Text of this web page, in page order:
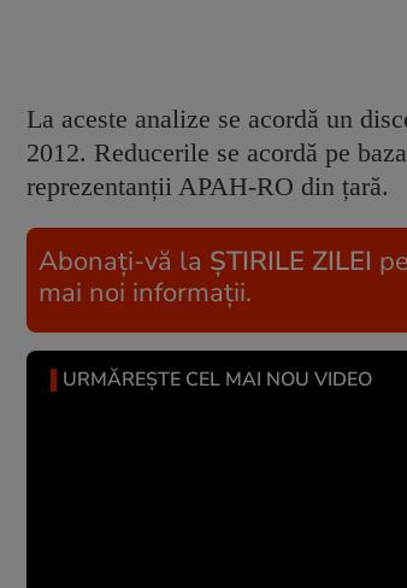
La aceste analize se acordă un
2012. Reducerile se acordă pe
reprezentanții APAH-RO din țară.
Abonați-vă la ȘTIRILE ZILEI
mai noi informații.
URMĂREȘTE CEL MAI NOU VIDEO